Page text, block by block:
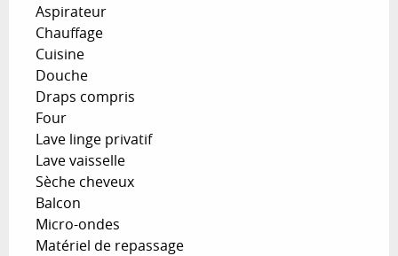
Aspirateur
Chauffage
Cuisine
Douche
Draps compris
Four
Lave linge privatif
Lave vaisselle
Sèche cheveux
Balcon
Micro-ondes
Matériel de repassage